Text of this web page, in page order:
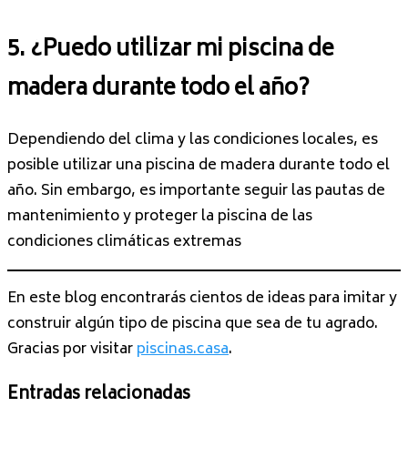
5. ¿Puedo utilizar mi piscina de
madera durante todo el año?
Dependiendo del clima y las condiciones locales, es
posible utilizar una piscina de madera durante todo el
año. Sin embargo, es importante seguir las pautas de
mantenimiento y proteger la piscina de las
condiciones climáticas extremas
En este blog encontrarás cientos de ideas para imitar y
construir algún tipo de piscina que sea de tu agrado.
Gracias por visitarpiscinas.casa.
Entradas relacionadas